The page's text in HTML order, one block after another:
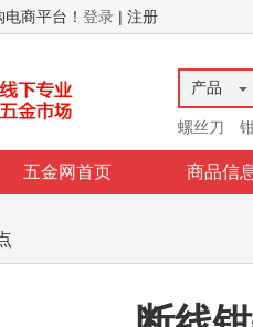
商平台！ 登录 | 注册
产品
螺丝刀
五金网首页 商品信